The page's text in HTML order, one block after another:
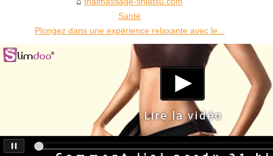
Santé
Plongez dans une expérience relaxante avec le...